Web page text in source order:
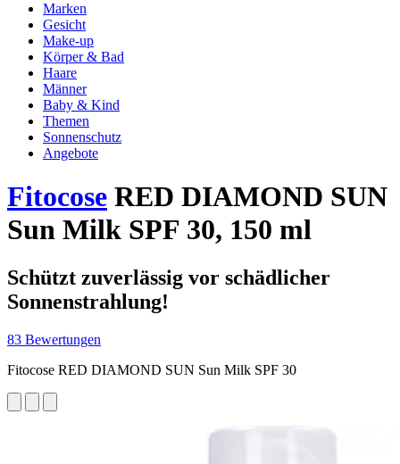
Marken
Gesicht
Make-up
Körper & Bad
Haare
Männer
Baby & Kind
Themen
Sonnenschutz
Angebote
Fitocose RED DIAMOND SUN
Sun Milk SPF 30, 150 ml
Schützt zuverlässig vor schädlicher
Sonnenstrahlung!
83 Bewertungen
Fitocose RED DIAMOND SUN Sun Milk SPF 30